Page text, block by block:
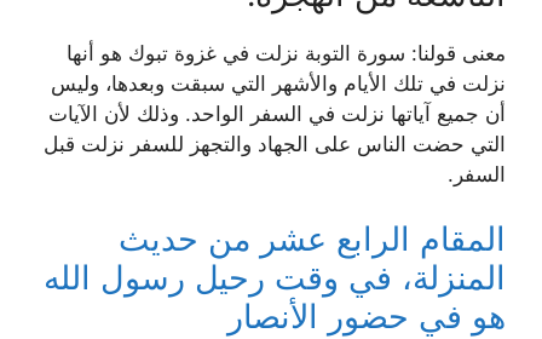
معنى قولنا: سورة التوبة نزلت في غزوة تبوك هو أنها
نزلت في تلك الأيام والأشهر التي سبقت وبعدها، وليس
أن جميع آياتها نزلت في السفر الواحد. وذلك لأن الآيات
التي حضت الناس على الجهاد والتجهز للسفر نزلت قبل
السفر.
المقام الرابع عشر من حديث
المنزلة، في وقت رحيل رسول الله
هو في حضور الأنصار